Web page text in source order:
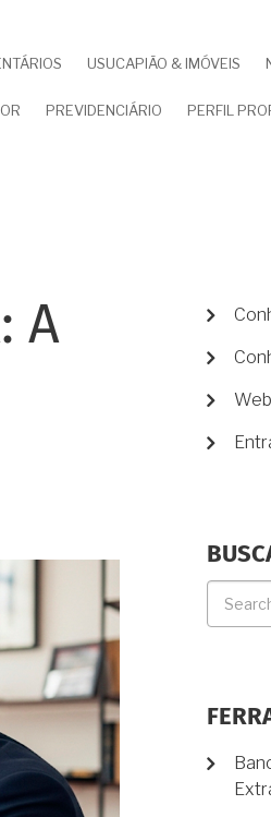
USUCAPIÃO & IMÓVEIS
PREVIDENCIÁRIO PERFIL
A
MENU
DE